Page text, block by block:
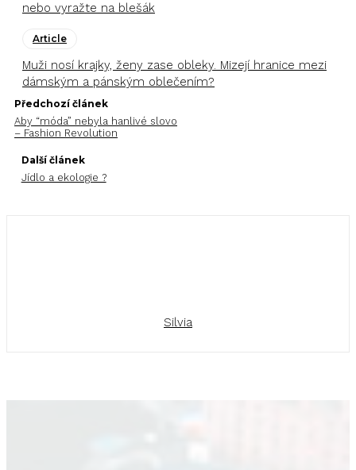
nebo vyražte na blešák
Article
Muži nosí krajky, ženy zase obleky. Mizejí hranice mezi
dámským a pánským oblečením?
Předchozí článek
Aby “móda” nebyla hanlivé slovo
– Fashion Revolution
Další článek
Jídlo a ekologie ?
Silvia